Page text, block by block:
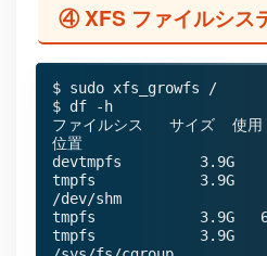
④ XFS ファイルシス
$ sudo xfs_growfs /
$ df -h
ファイルシス   サイズ  使用
位置
devtmpfs         3.9G
tmpfs            3.9G
/dev/shm
tmpfs            3.9G
tmpfs            3.9G